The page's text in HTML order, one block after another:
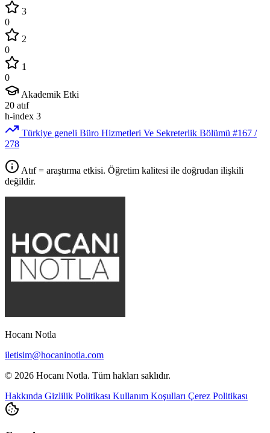
3
0
2
0
1
0
Akademik Etki
20 atıf
h-index 3
Türkiye geneli Büro Hizmetleri Ve Sekreterlik Bölümü #167 /
278
Atıf = araştırma etkisi. Öğretim kalitesi ile doğrudan ilişkili
değildir.
Hocanı Notla
iletisim@hocaninotla.com
© 2026 Hocanı Notla. Tüm hakları saklıdır.
Hakkında Gizlilik Politikası Kullanım Koşulları Çerez Politikası